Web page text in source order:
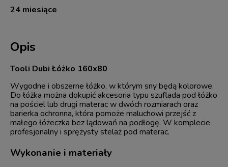
Opis
Tooli Dubi Łóżko 160x80
Wygodne i obszerne łóżko, w którym sny będą kolorowe.
Do łóżka można dokupić akcesoria typu szuflada pod łóżko
na pościel lub drugi materac w dwóch rozmiarach oraz
barierka ochronna, która pomoże maluchowi przejść z
małego łóżeczka bez lądowań na podłogę. W komplecie
profesjonalny i sprężysty stelaż pod materac.
Wykonanie i materiały
24 miesiące